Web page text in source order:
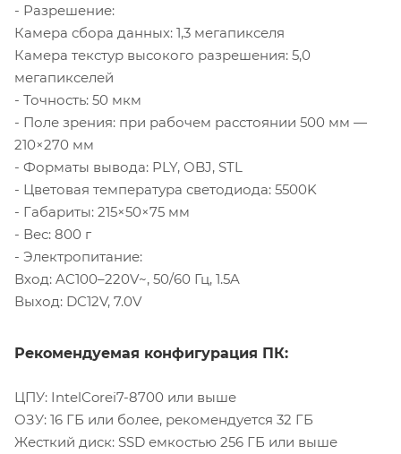
- Разрешение:
Камера сбора данных: 1,3 мегапикселя
Камера текстур высокого разрешения: 5,0
мегапикселей
- Точность: 50 мкм
- Поле зрения: при рабочем расстоянии 500 мм —
210×270 мм
- Форматы вывода: PLY, OBJ, STL
- Цветовая температура светодиода: 5500K
- Габариты: 215×50×75 мм
- Вес: 800 г
- Электропитание:
Вход: AC100–220V~, 50/60 Гц, 1.5A
Выход: DC12V, 7.0V
Рекомендуемая конфигурация ПК:
ЦПУ: IntelCorei7-8700 или выше
ОЗУ: 16 ГБ или более, рекомендуется 32 ГБ
Жесткий диск: SSD емкостью 256 ГБ или выше